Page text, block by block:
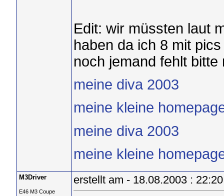
Edit: wir müssten laut
haben da ich 8 mit
noch jemand fehlt bitte
meine diva 2003
meine kleine
meine diva 2003
meine kleine
M3Driver
E46 M3 Coupe
erstellt am - 18.08.2003 :